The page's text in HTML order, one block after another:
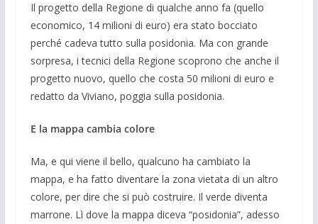
Il progetto della Regione di qualche anno fa (quello
economico, 14 milioni di euro) era stato bocciato
perché cadeva tut­to sulla posidonia. Ma con grande
sorpre­sa, i tecnici della Regione scoprono che anche il
progetto nuovo, quello che costa 50 milioni di euro e
redatto da Viviano, poggia sulla posidonia.
E la mappa cambia colore
Ma, e qui viene il bello, qualcuno ha cambiato la
mappa, e ha fatto diventare la zona vietata di un altro
colore, per dire che si può costruire. Il verde diventa
mar­rone. Lì dove la mappa diceva “posido­nia”, adesso